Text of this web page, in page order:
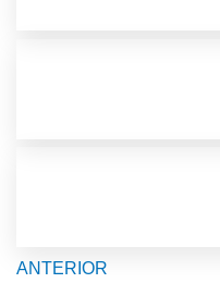
ANTERIOR